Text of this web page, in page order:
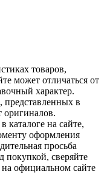
товаров,
может отличаться от
характер.
представленных в
оригиналов.
каталоге на сайте,
оформления
просьба
покупкой, сверяйте
официальном сайте